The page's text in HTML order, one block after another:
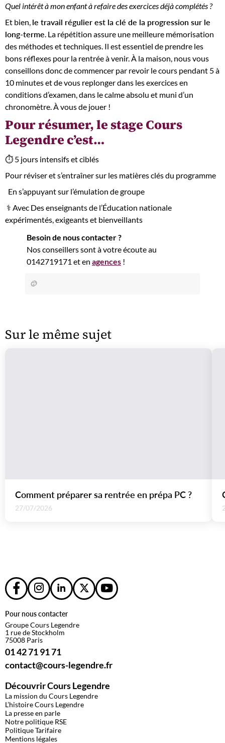
Quel intérêt à mon enfant à refaire des exercices déjà complétés ?
Et bien, le travail régulier est la clé de la progression sur le
long-terme . La répétition assure une meilleure mémorisation
des méthodes et techniques. Il est essentiel de prendre les
bons réflexes pour la rentrée à venir. À la maison, nous vous
conseillons donc de commencer par revoir le cours pendant 5 à
10 minutes et de vous replonger dans les exercices en
conditions d’examen, dans le calme absolu et muni d’un
chronomètre. À vous de jouer !
Pour résumer, le stage Cours
Legendre c’est…
⏱ 5 jours intensifs et ciblés
Pour réviser et s’entraîner sur les matières clés du programme
‍ ‍ En s’appuyant sur l’émulation de groupe
‍ ‍⚕️ Avec Des enseignants de l’Éducation nationale
expérimentés, exigeants et bienveillants
Besoin de nous contacter ?
Nos conseillers sont à votre écoute au
0142719171 et en agences !
🙂
Sur le même sujet
Comment préparer sa rentrée en prépa PC ?
27/07/2026
Pour nous contacter
Groupe Cours Legendre
1 rue de Stockholm
75008 Paris
01 42 71 91 71
contact@cours-legendre.fr
Découvrir Cours Legendre
La mission du Cours Legendre
L’histoire Cours Legendre
La presse en parle
Notre politique RSE
Politique Tarifaire
Mentions légales